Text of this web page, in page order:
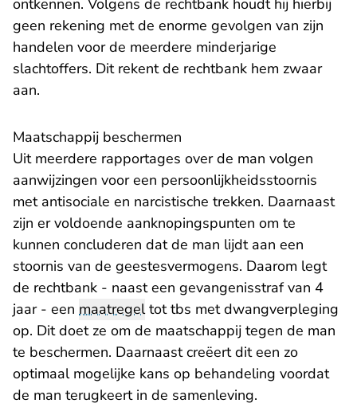
ontkennen. Volgens de rechtbank houdt hij hierbij
geen rekening met de enorme gevolgen van zijn
handelen voor de meerdere minderjarige
slachtoffers. Dit rekent de rechtbank hem zwaar
aan.
Maatschappij beschermen
Uit meerdere rapportages over de man volgen
aanwijzingen voor een persoonlijkheidsstoornis
met antisociale en narcistische trekken. Daarnaast
zijn er voldoende aanknopingspunten om te
kunnen concluderen dat de man lijdt aan een
stoornis van de geestesvermogens. Daarom legt
de rechtbank - naast een gevangenisstraf van 4
jaar - een maatregeltot tbs met dwangverpleging
op. Dit doet ze om de maatschappij tegen de man
te beschermen. Daarnaast creëert dit een zo
optimaal mogelijke kans op behandeling voordat
de man terugkeert in de samenleving.